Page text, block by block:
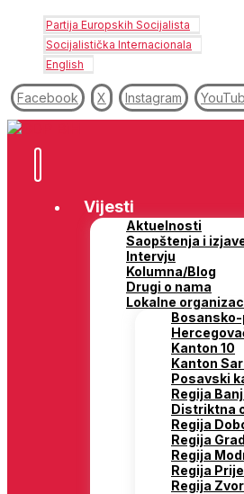
Partija Europskih Socijalista
Socijalistička Internacionala
English
Facebook X Instagram
Vijesti
Aktuelnosti
Saopštenja i
Intervju
Kolumna/Blog
Drugi o nama
Lokalne
Kanton 10
Kanton
Posavski
Regija
Distriktna
Regija
Regija
Regija
Regija
Regija